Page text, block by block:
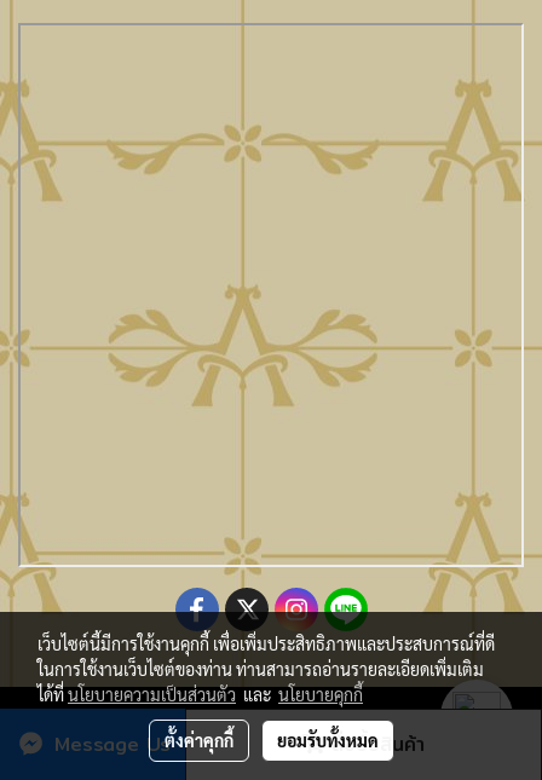
สั่งซื้อสินค้า
Message Us
Copy Right By Atmo Decor Co., Ltd. atmo@seveninnotech.com
ผู้เข้าชมวันนี้
1,151
เว็บไซต์นี้มีการใช้งานคุกกี้ เพื่อเพิ่มประสิทธิภาพและประสบการณ์ที่ดี
ในการใช้งานเว็บไซต์ของท่าน ท่านสามารถอ่านรายละเอียดเพิ่มเติม
ได้ที่นโยบายความเป็นส่วนตัวและนโยบายคุกกี้
ตั้งค่าคุกกี้ ยอมรับทั้งหมด